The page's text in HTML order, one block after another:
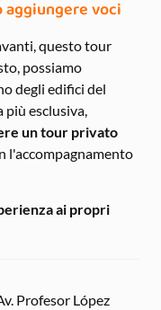
aggiungere voci
questo tour
possiamo
degli edifici del
più esclusiva,
un tour privato
l'accompagnamento
ai propri
Profesor López